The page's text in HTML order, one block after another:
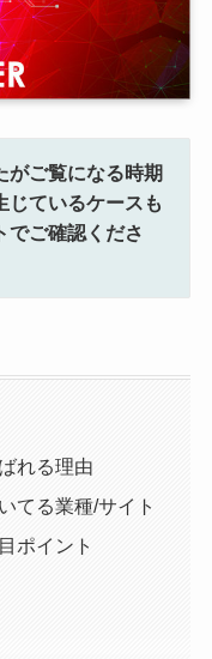
がご覧になる時期
じているケースも
でご確認くださ
れる理由
てる業種/サイト
ポイント